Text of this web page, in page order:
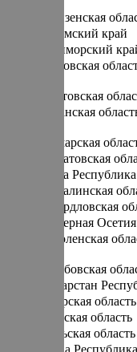
Пензенская
Пермский край
Приморский
Псковская
Ростовская
Рязанская
Самарская
Саратовская
Саха
Сахалинская
Свердловская
Северная
Смоленская
Тамбовская
Татарстан
Тверская область
Томская область
Тульская область
Тыва Республика